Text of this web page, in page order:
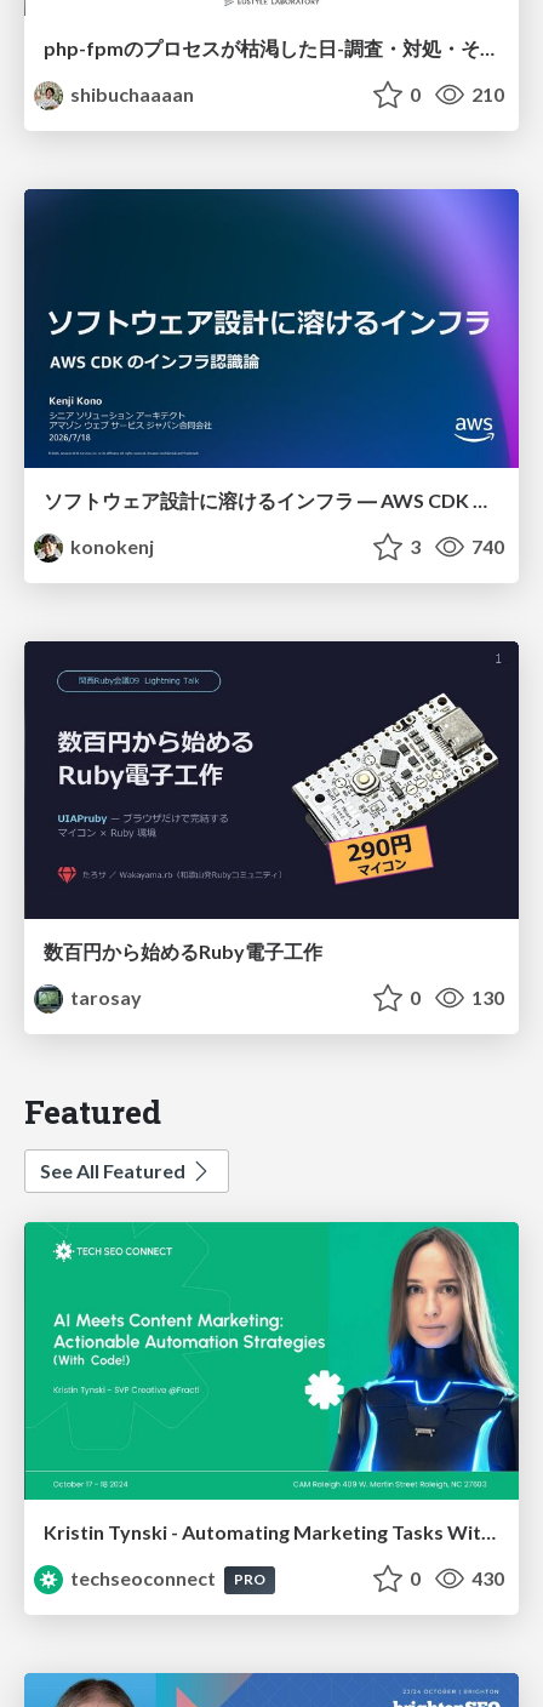
php-fpmのプロセスが枯渇した日-調査・対処・そして本当にやるべきだったこと-
shibuchaaaan
0 210
konokenj
3 740
数百円から始めるRuby電子工作
tarosay
0 130
Featured
See All Featured
Kristin Tynski - Automating Marketing Tasks With AI
techseoconnect
PRO 0 430